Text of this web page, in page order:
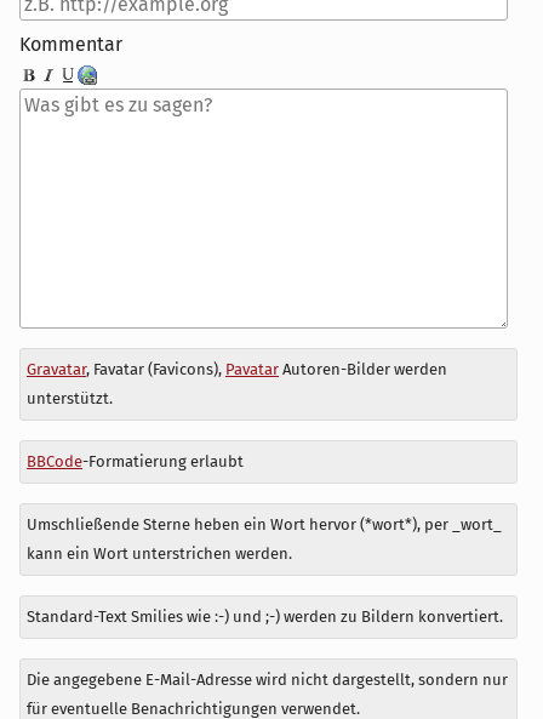
Kommentar
Antwort
zu
Gravatar, Favatar (Favicons), PavatarAutoren-Bilder werden
unterstützt.
BBCode-Formatierung erlaubt
Umschließende Sterne heben ein Wort hervor (*wort*), per _wort_
kann ein Wort unterstrichen werden.
Standard-Text Smilies wie :-) und ;-) werden zu Bildern konvertiert.
Die angegebene E-Mail-Adresse wird nicht dargestellt, sondern nur
für eventuelle Benachrichtigungen verwendet.